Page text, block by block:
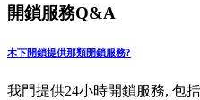
開鎖服務Q&A
木下開鎖提供那類開鎖服務?
我門提供24小時開鎖服務, 包